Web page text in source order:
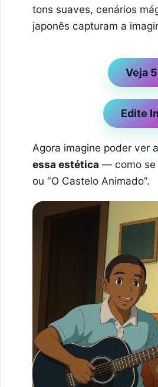
tons suaves, cenários
japonês capturam a
Veja
Edite
Agora imagine poder ver a
essa estética — como se
ou “O Castelo Animado”.